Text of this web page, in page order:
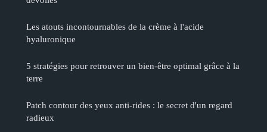
Les atouts incontournables de la crème à l'acide
hyaluronique
5 stratégies pour retrouver un bien-être optimal grâce à la
terre
Patch contour des yeux anti-rides : le secret d'un regard
radieux